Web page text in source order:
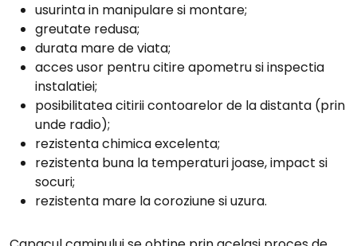
usurinta in manipulare si montare;
greutate redusa;
durata mare de viata;
acces usor pentru citire apometru si inspectia
instalatiei;
posibilitatea citirii contoarelor de la distanta (prin
unde radio);
rezistenta chimica excelenta;
rezistenta buna la temperaturi joase, impact si
socuri;
rezistenta mare la coroziune si uzura.